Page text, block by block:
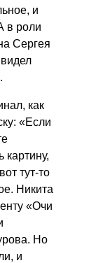
и
в роли
Сергея
как
«Если
картину,
тут-то
Никита
«Очи
Но
и